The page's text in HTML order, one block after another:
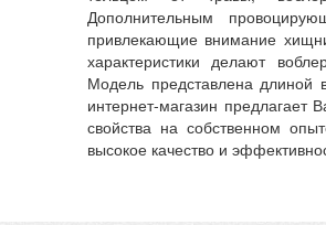
Дополнительным
привлекающие внимание
характеристики делают
Модель представлена
интернет-магазин
свойства на собственном
высокое качество и